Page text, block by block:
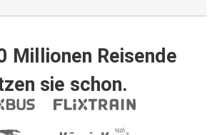
Millionen Reisende
sie schon.